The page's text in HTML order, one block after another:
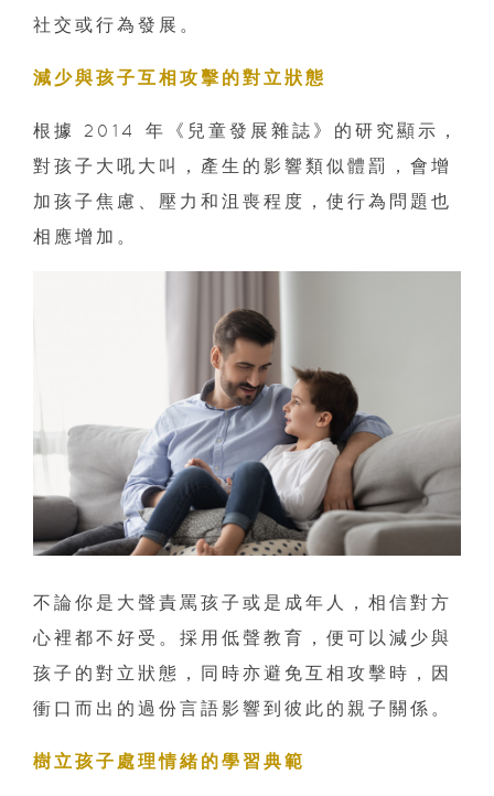
社交或行為發展。
減少與孩子互相攻擊的對立狀態
根據 2014 年《兒童發展雜誌》的研究顯示，
對孩子大吼大叫，產生的影響類似體罰，會增
加孩子焦慮、壓力和沮喪程度，使行為問題也
相應增加。
不論你是大聲責罵孩子或是成年人，相信對方
心裡都不好受。採用低聲教育，便可以減少與
孩子的對立狀態，同時亦避免互相攻擊時，因
衝口而出的過份言語影響到彼此的親子關係。
樹立孩子處理情緒的學習典範